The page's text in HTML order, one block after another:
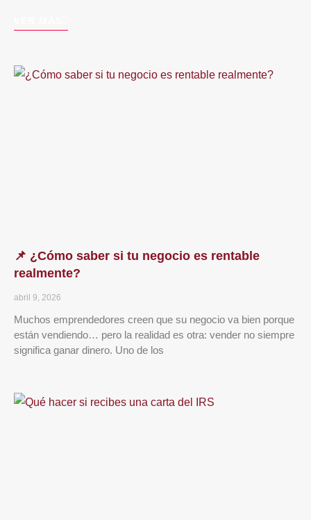
📌 ¿Cómo saber si tu negocio es rentable
realmente?
abril 9, 2026
Muchos emprendedores creen que su negocio va bien porque
están vendiendo… pero la realidad es otra: vender no siempre
significa ganar dinero. Uno de los